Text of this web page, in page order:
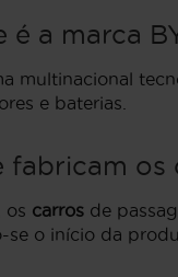
é a marca
multinacional
e baterias.
fabricam
os carros de
se o início da